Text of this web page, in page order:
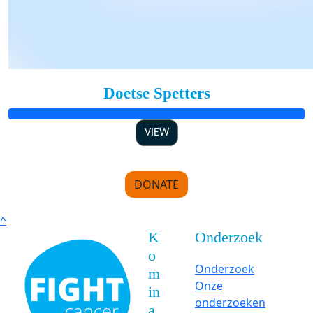
Doetse Spetters
VIEW
DONATE
^
K
o
m
in
Onderzoek
Onderzoek
Onze
onderzoeken